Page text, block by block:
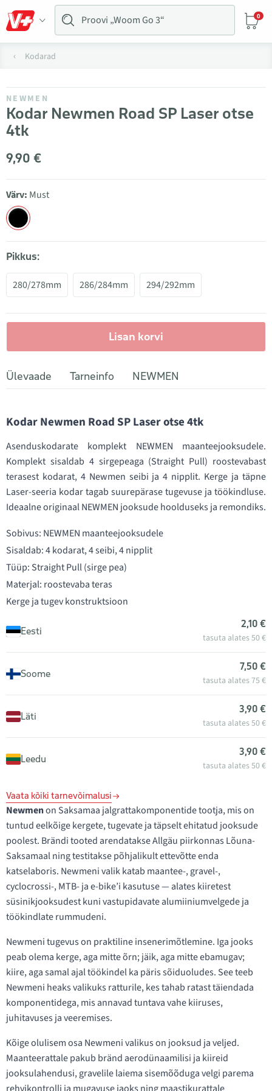
0
Kodarad
NEWMEN
Kodar Newmen Road SP Laser otse
4tk
9,90 €
Värv: Must
Pikkus:
280/278mm 286/284mm 294/292mm
Lisan korvi
Ülevaade Tarneinfo NEWMEN
Kodar Newmen Road SP Laser otse 4tk
Asenduskodarate komplekt NEWMEN maanteejooksudele.
Komplekt sisaldab 4 sirgepeaga (Straight Pull) roostevabast
terasest kodarat, 4 Newmen seibi ja 4 nipplit. Kerge ja täpne
Laser-seeria kodar tagab suurepärase tugevuse ja töökindluse.
Ideaalne originaal NEWMEN jooksude hoolduseks ja remondiks.
Sobivus: NEWMEN maanteejooksudele
Sisaldab: 4 kodarat, 4 seibi, 4 nipplit
Tüüp: Straight Pull (sirge pea)
Materjal: roostevaba teras
Kerge ja tugev konstruktsioon
Eesti
2,10 €
tasuta alates 50 €
Soome
7,50 €
tasuta alates 75 €
Läti
3,90 €
tasuta alates 50 €
Leedu
3,90 €
tasuta alates 50 €
Vaata kõiki tarnevõimalusi
Newmenon Saksamaa jalgrattakomponentide tootja, mis on
tuntud eelkõige kergete, tugevate ja täpselt ehitatud jooksude
poolest. Brändi tooted arendatakse Allgäu piirkonnas Lõuna-
Saksamaal ning testitakse põhjalikult ettevõtte enda
katselaboris. Newmeni valik katab maantee-, gravel-,
cyclocrossi-, MTB- ja e-bike’i kasutuse — alates kiiretest
süsinikjooksudest kuni vastupidavate alumiiniumvelgede ja
töökindlate rummudeni.
Newmeni tugevus on praktiline insenerimõtlemine. Iga jooks
peab olema kerge, aga mitte õrn; jäik, aga mitte ebamugav;
kiire, aga samal ajal töökindel ka päris sõiduoludes. See teeb
Newmeni heaks valikuks ratturile, kes tahab ratast täiendada
komponentidega, mis annavad tuntava vahe kiiruses,
juhitavuses ja veeremises.
Kõige olulisem osa Newmeni valikus on jooksud ja veljed.
Maanteerattale pakub bränd aerodünaamilisi ja kiireid
jooksulahendusi, gravelile laiema sisemõõduga velgi parema